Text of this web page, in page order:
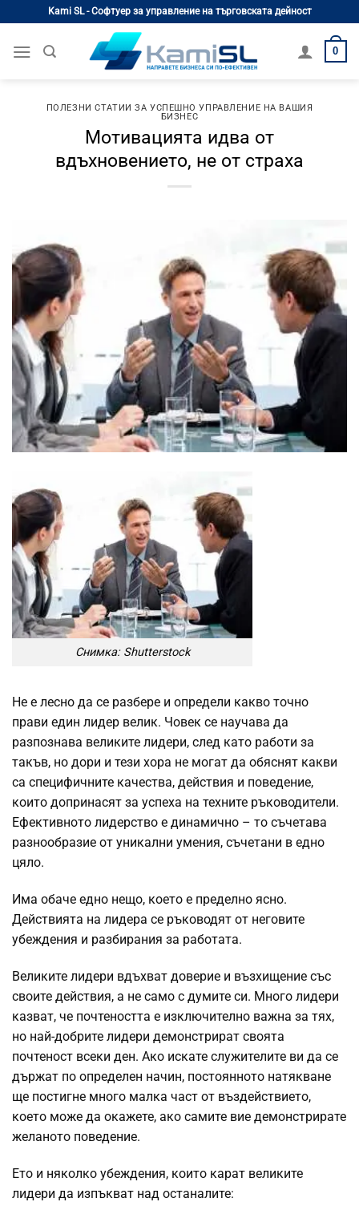
content
Kami SL - Софтуер за управление на търговската дейност
0
ПОЛЕЗНИ СТАТИИ ЗА УСПЕШНО УПРАВЛЕНИЕ НА ВАШИЯ
БИЗНЕС
Мотивацията идва от
вдъхновението, не от страха
Снимка: Shutterstock
Не е лесно да се разбере и определи какво точно
прави един лидер велик. Човек се научава да
разпознава великите лидери, след като работи за
такъв, но дори и тези хора не могат да обяснят какви
са специфичните качества, действия и поведение,
които допринасят за успеха на техните ръководители.
Ефективното лидерство е динамично – то съчетава
разнообразие от уникални умения, съчетани в едно
цяло.
Има обаче едно нещо, което е пределно ясно.
Действията на лидера се ръководят от неговите
убеждения и разбирания за работата.
Великите лидери вдъхват доверие и възхищение със
своите действия, а не само с думите си. Много лидери
казват, че почтеността е изключително важна за тях,
но най-добрите лидери демонстрират своята
почтеност всеки ден. Ако искате служителите ви да се
държат по определен начин, постоянното натякване
ще постигне много малка част от въздействието,
което може да окажете, ако самите вие демонстрирате
желаното поведение.
Ето и няколко убеждения, които карат великите
лидери да изпъкват над останалите: